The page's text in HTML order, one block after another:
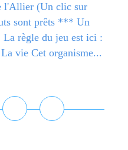
l'Allier (Un clic sur
sont prêts *** Un
règle du jeu est ici :
vie Cet organisme...